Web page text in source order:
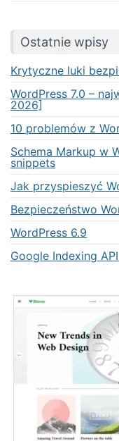
Ostatnie wpisy
Krytyczne luki
WordPress 7.0 –
2026]
10 problemów z
Schema Markup w
snippets
Jak przyspieszyć
Bezpieczeństwo
WordPress 6.9
Google Indexing